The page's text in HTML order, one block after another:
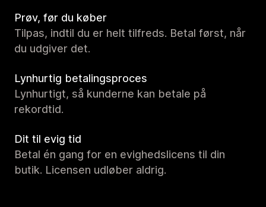
Prøv, før du køber
Tilpas, indtil du er helt tilfreds. Betal først, når
du udgiver det.
Lynhurtig betalingsproces
Lynhurtigt, så kunderne kan betale på
rekordtid.
Dit til evig tid
Betal én gang for en evighedslicens til din
butik. Licensen udløber aldrig.